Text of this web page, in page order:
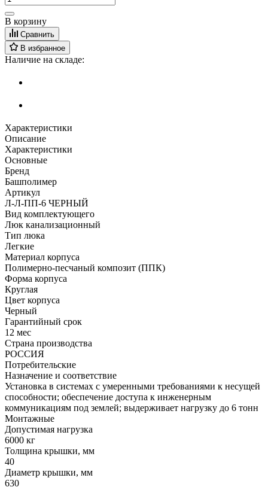
В корзину
Сравнить
В избранное
Наличие на складе:
Характеристики
Описание
Характеристики
Основные
Бренд
Башполимер
Артикул
Л-Л-ПП-6 ЧЕРНЫЙ
Вид комплектующего
Люк канализационный
Тип люка
Легкие
Материал корпуса
Полимерно-песчаный композит (ППК)
Форма корпуса
Круглая
Цвет корпуса
Черный
Гарантийный срок
12 мес
Страна производства
РОССИЯ
Потребительские
Назначение и соответствие
Установка в системах с умеренными требованиями к несущей
способности; обеспечение доступа к инженерным
коммуникациям под землей; выдерживает нагрузку до 6 тонн
Монтажные
Допустимая нагрузка
6000 кг
Толщина крышки, мм
40
Диаметр крышки, мм
630